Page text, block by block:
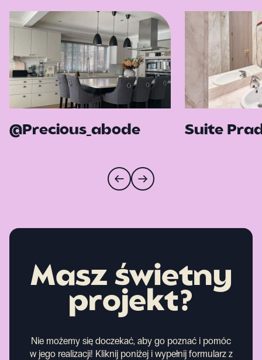
@Precious_abode Suite
Masz świetny
projekt?
Nie możemy się doczekać, aby go poznać i pomóc
w jego realizacji! Kliknij poniżej i wypełnij formularz z